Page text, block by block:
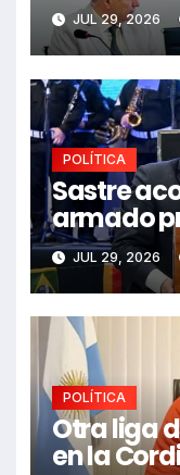
JUL 29, 2026
POLÍTICA
Sastre
armado
JUL 29, 2026
POLÍTICA
Otra liga
en la